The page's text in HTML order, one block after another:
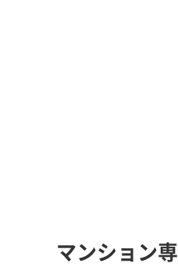
マンション